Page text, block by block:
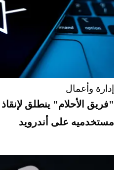
إدارة وأعمال
مستخدميه على أندرويد